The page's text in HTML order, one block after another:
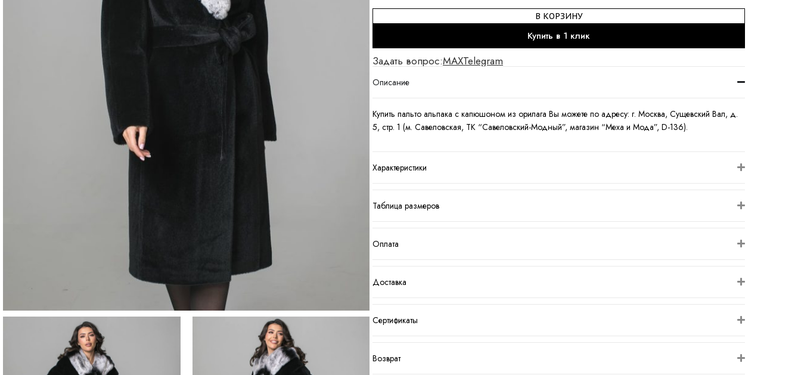
В КОРЗИНУ
Купить в 1 клик
Задать вопрос:MAXTelegram
Описание
Купить пальто альпака с капюшоном из орилага Вы можете по адресу: г. Москва, Сущевский Вал, д.
5, стр. 1 (м. Савеловская, ТК “Савеловский-Модный”, магазин “Меха и Мода”, D-136).
Характеристики
Таблица размеров
Оплата
Доставка
Сертификаты
Возврат